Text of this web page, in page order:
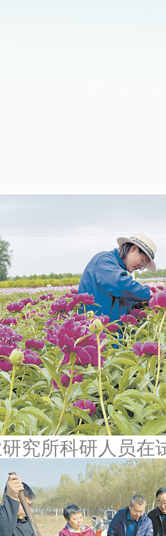
究所科研人员在